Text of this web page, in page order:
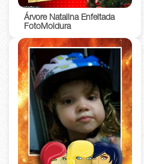
Árvore Natalina Enfeitada
FotoMoldura